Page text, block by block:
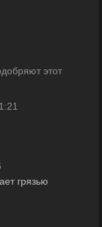
этот
грязью